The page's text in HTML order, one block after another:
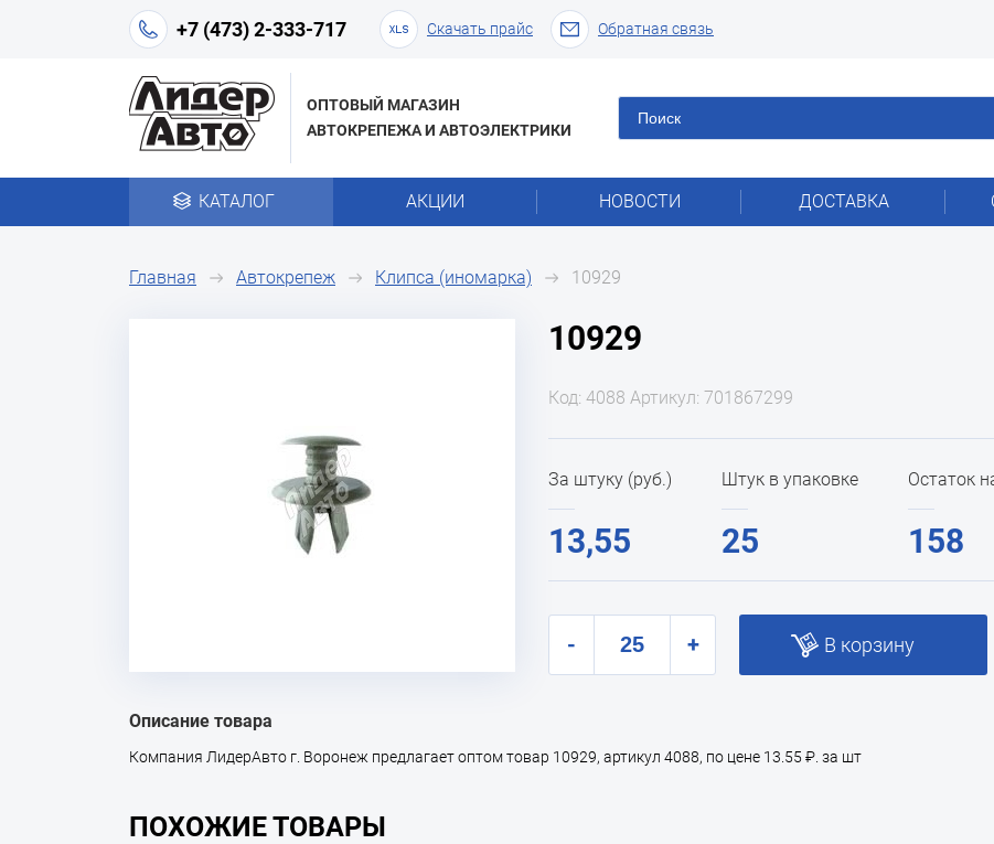
+7 (473) 2-333-717 Скачать прайс Обратная связь
ОПТОВЫЙ МАГАЗИН
АВТОКРЕПЕЖА И АВТОЭЛЕКТРИКИ
КАТАЛОГ АКЦИИ НОВОСТИ ДОСТАВКА
Главная Автокрепеж Клипса (иномарка) 10929
10929
Код: 4088 Артикул: 701867299
За штуку (руб.)
13,55
Штук в упаковке
25
Остаток
158
- + В корзину
Описание товара
Компания ЛидерАвто г. Воронеж предлагает оптом товар 10929, артикул 4088, по цене 13.55 ₽. за шт
ПОХОЖИЕ ТОВАРЫ